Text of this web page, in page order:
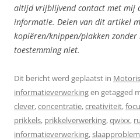
altijd vrijblijvend contact met mij
informatie. Delen van dit artikel
kopiëren/knippen/plakken
toestemming niet.
Dit bericht werd geplaatst in
informatieverwerkingen getagged
clever,concentratie,creativiteit,
prikkels, prikkelverwerking,qwixx,
informatieverwerking,